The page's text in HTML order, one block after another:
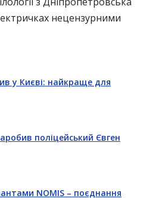
нецензурними
у Києві: найкраще для
поліцейський Євген
NOMIS – поєднання